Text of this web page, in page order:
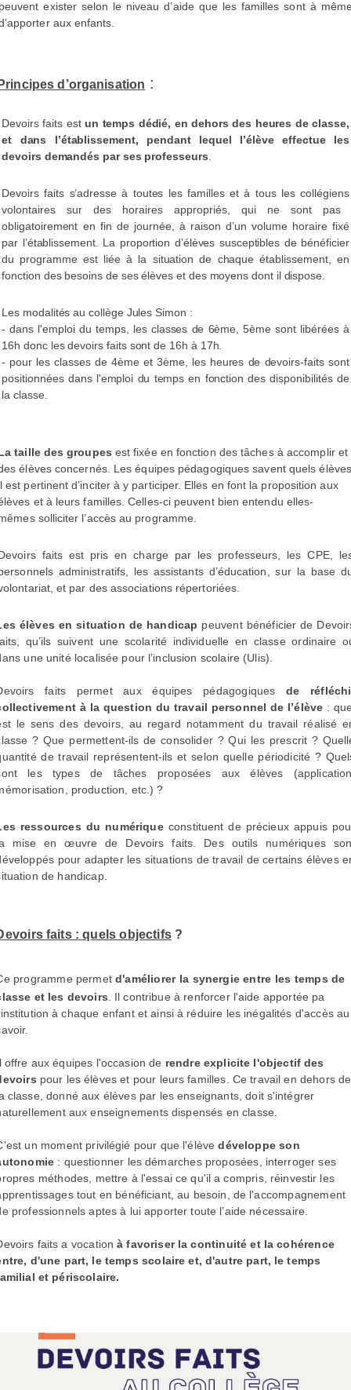
exister selon le niveau d’aide que les familles sont à
aux enfants.
d’organisation :
Devoirs faits est un temps dédié, en dehors des heures de classe,
et dans l’établissement, pendant lequel l’élève effectue les
devoirs demandés par ses professeurs
Devoirs faits s’adresse à toutes les familles et à tous les collégiens
volontairessur deshoraires appropriés, qui ne sont pas
obligatoirement en fin de journée, à raison d’un volume horaire fixé
par l’établissement.
La proportion d’élèves susceptibles de bénéficier
du programme est liée à la situation de chaque établissement, en
fonction des besoins de ses élèves et des moyens dont il dispose.
Les modalités au collège Jules Simon :
- dans l'emploi du temps, les classes de 6ème, 5ème sont libérées à
16h donc les devoirs faits sont de 16h à 17h.
- pour les classes de 4ème et 3ème, les heures de devoirs-faits sont
positionnées dans l'emploi du temps en fonction des disponibilités de
la classe.
taille des groupes est fixée en fonction des tâches à accomplir et
élèves concernés. Les équipes pédagogiques savent quels élèves
est pertinent d’inciter à y participer. Elles en font la proposition aux
et à leurs familles. Celles-ci peuvent bien entendu elles-
solliciter l’accès au programme.
faitsest pris en charge par les professeurs, les CPE,
administratifs, les assistants d’éducation, sur la base
et par des associations répertoriées.
élèves en situation de handicap peuvent bénéficier de
, qu’ils suivent une scolarité individuelle en classe ordinaire
une unité localisée pour l’inclusion scolaire (Ulis).
faits permet aux équipes pédagogiquesde
à la question du travail personnel de l’élève :
le sens des devoirs, au regard notamment du travail réalisé
? Que permettent-ils de consolider ? Qui les prescrit ?
de travail représentent-ils et selon quelle périodicité ?
les types de tâches proposées aux élèves
production, etc.) ?
ressources du numériqueconstituent de précieux appuis
mise en œuvre de
Devoirs faits . Des outils numériques
pour adapter les situations de travail de certains élèves
de handicap.
faits : quels objectifs?
programme permetd'améliorer la synergie entre les temps de
et les devoirs . Il contribue à renforcer l'aide apportée pa
à chaque enfant et ainsi à réduire les inégalités d'accès au
offre aux équipes l'occasion de rendre explicite l'objectif des
pour les élèves et pour leurs familles. Ce travail en dehors de
classe, donné aux élèves par les enseignants, doit s'intégrer
aux enseignements dispensés en classe.
un moment privilégié pour que l'élèvedéveloppe son
: questionner les démarches proposées, interroger ses
méthodes, mettre à l'essai ce qu'il a compris, réinvestir les
tout en bénéficiant, au besoin, de l'accompagnement
professionnels aptes à lui apporter toute l’aide nécessaire.
faits a vocationà favoriser la continuité et la cohérence
d'une part, le temps scolaire et, d'autre part, le temps
et périscolaire.